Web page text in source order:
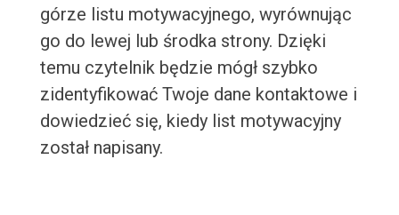
górze listu motywacyjnego, wyrównując
go do lewej lub środka strony. Dzięki
temu czytelnik będzie mógł szybko
zidentyfikować Twoje dane kontaktowe i
dowiedzieć się, kiedy list motywacyjny
został napisany.